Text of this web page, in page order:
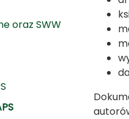
oraz SWW